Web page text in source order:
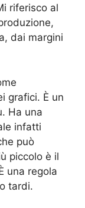
riferisco al
dai margini
grafici. È un
Ha una
infatti
può
piccolo è il
una regola
tardi.